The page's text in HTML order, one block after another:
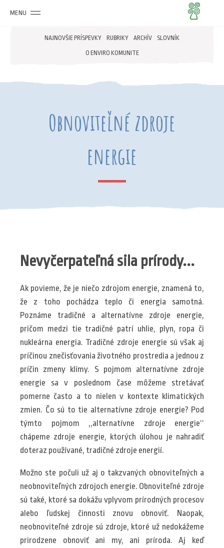
MENU
NAJNOVŠIE PRÍSPEVKY RUBRIKY ARCHÍV SLOVNÍK
O ENVIRO KOMUNITE
Obnoviteľné zdroje
energie
Nevyčerpateľná sila prírody...
Ak povieme, že je niečo zdrojom energie, znamená to,
že z toho pochádza teplo či energia samotná.
Poznáme tradičné a alternatívne zdroje energie,
pričom medzi tie tradičné patrí uhlie, plyn, ropa či
nukleárna energia. Tradičné zdroje energie sú však aj
príčinou znečisťovania životného prostredia a jednou z
príčin zmeny klímy. S pojmom alternatívne zdroje
energie sa v poslednom čase môžeme stretávať
pomerne často a to nielen v kontexte klimatických
zmien. Čo sú to tie alternatívne zdroje energie? Pod
týmto pojmom ,,alternatívne zdroje energie‘‘
chápeme zdroje energie, ktorých úlohou je nahradiť
doteraz používané, tradičné zdroje energií.
Možno ste počuli už aj o takzvaných obnoviteľných a
neobnoviteľných zdrojoch energie. Obnoviteľné zdroje
sú také, ktoré sa dokážu vplyvom prírodných procesov
alebo ľudskej činnosti znovu obnoviť. Naopak,
neobnoviteľné zdroje sú zdroje, ktoré už nedokážeme
prirodzene obnoviť ani my, ani príroda. Aj keď